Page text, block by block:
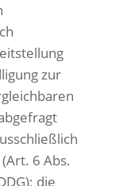
zur
6 Abs.
die